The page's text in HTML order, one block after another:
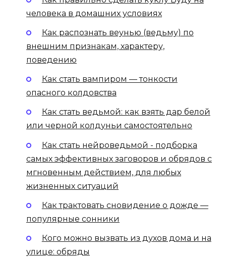
человека в домашних условиях
Как распознать веунью (ведьму) по
внешним признакам, характеру,
поведению
Как стать вампиром — тонкости
опасного колдовства
Как стать ведьмой: как взять дар белой
или черной колдуньи самостоятельно
Как стать нейроведьмой - подборка
самых эффективных заговоров и обрядов с
мгновенным действием, для любых
жизненных ситуаций
Как трактовать сновидение о дожде —
популярные сонники
Кого можно вызвать из духов дома и на
улице: обряды